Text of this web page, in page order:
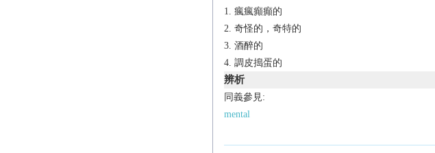
瘋瘋癲癲的
奇怪的，奇特的
酒醉的
調皮搗蛋的
辨析
同義參見:
mental